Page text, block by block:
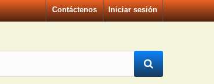
Iniciar sesión
Contáctenos